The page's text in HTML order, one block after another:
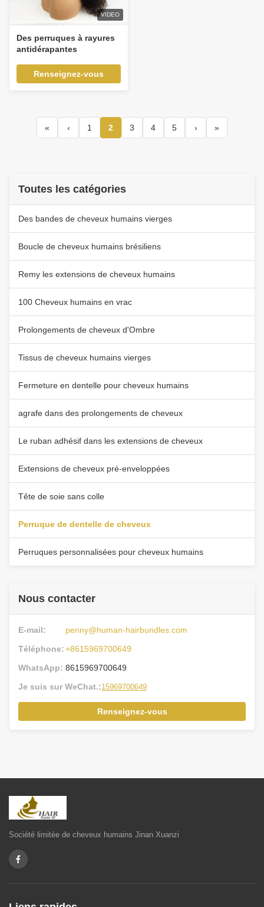
VIDEO
Des perruques à rayures
antidérapantes
Renseignez-vous
« ‹ 1 2 3 4 5 › »
Toutes les catégories
Des bandes de cheveux humains vierges
Boucle de cheveux humains brésiliens
Remy les extensions de cheveux humains
100 Cheveux humains en vrac
Prolongements de cheveux d'Ombre
Tissus de cheveux humains vierges
Fermeture en dentelle pour cheveux humains
agrafe dans des prolongements de cheveux
Le ruban adhésif dans les extensions de cheveux
Extensions de cheveux pré-enveloppées
Tête de soie sans colle
Perruque de dentelle de cheveux
Perruques personnalisées pour cheveux humains
Nous contacter
E-mail:
penny@human-hairbundles.com
Téléphone:+8615969700649
WhatsApp: 8615969700649
Je suis sur WeChat.:15969700649
Renseignez-vous
Société limitée de cheveux humains Jinan Xuanzi